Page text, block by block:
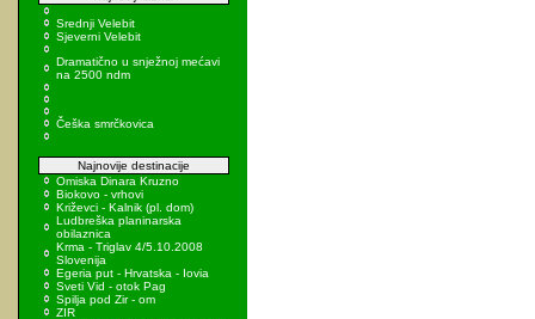
Srednji Velebit
Sjeverni Velebit
Dramatično u snježnoj mećavi
na 2500 ndm
Češka smrčkovica
Najnovije destinacije
Omiska Dinara Kruzno
Biokovo - vrhovi
Križevci - Kalnik (pl. dom)
Ludbreška planinarska
obilaznica
Krma - Triglav 4/5.10.2008
Slovenija
Egeria put - Hrvatska - Iovia
Sveti Vid - otok Pag
Spilja pod Zir - om
ZIR